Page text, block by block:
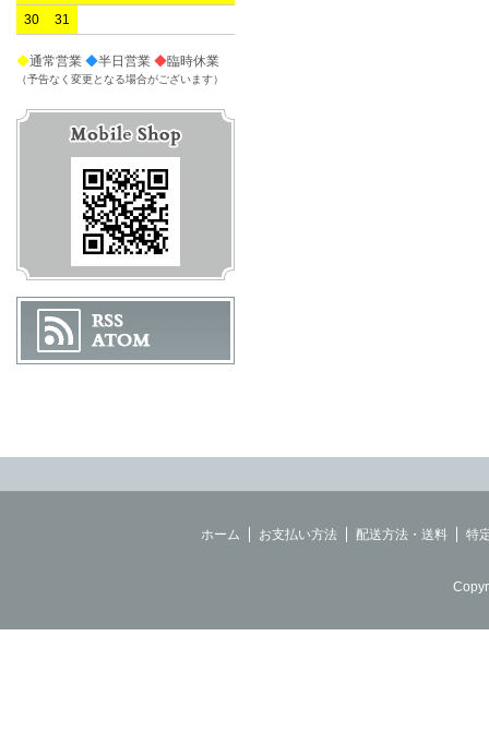
30
31
◆通常営業 ◆半日営業 ◆臨時休業
（予告なく変更となる場合がございます）
ホーム お支払い方法 配送方法・送料 特